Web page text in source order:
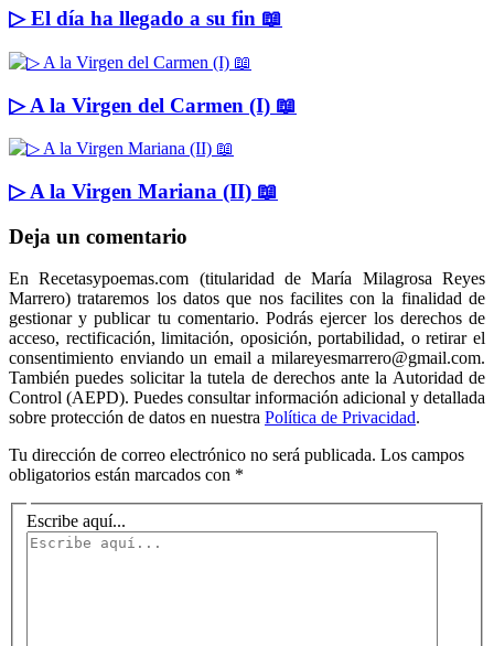
▷ El día ha llegado a su fin 📖
▷ A la Virgen del Carmen (I) 📖
▷ A la Virgen Mariana (II) 📖
Deja un comentario
En Recetasypoemas.com (titularidad de María Milagrosa Reyes
Marrero) trataremos los datos que nos facilites con la finalidad de
gestionar y publicar tu comentario. Podrás ejercer los derechos de
acceso, rectificación, limitación, oposición, portabilidad, o retirar el
consentimiento enviando un email a milareyesmarrero@gmail.com.
También puedes solicitar la tutela de derechos ante la Autoridad de
Control (AEPD). Puedes consultar información adicional y detallada
sobre protección de datos en nuestra Política de Privacidad.
Tu dirección de correo electrónico no será publicada. Los campos
obligatorios están marcados con *
Escribe aquí...